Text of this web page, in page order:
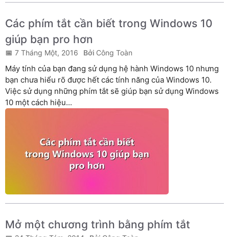
Các phím tắt cần biết trong Windows 10
giúp bạn pro hơn
7 Tháng Một, 2016 Công Toàn
Máy tính của bạn đang sử dụng hệ hành Windows 10 nhưng
bạn chưa hiểu rõ được hết các tính năng của Windows 10.
Việc sử dụng những phím tắt sẽ giúp bạn sử dụng Windows
10 một cách hiệu...
Mở một chương trình bằng phím tắt